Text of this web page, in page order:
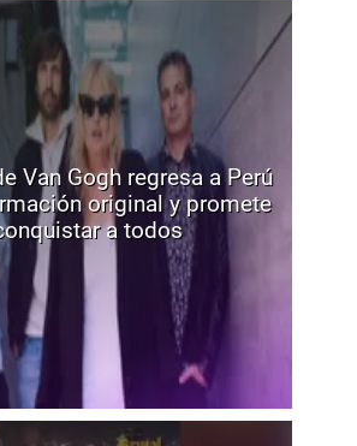
Van Gogh regresa a Perú
original y promete
a todos